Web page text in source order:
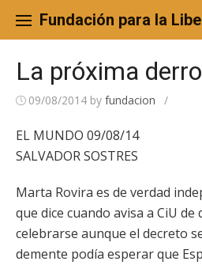
content
Fundación para la
La próxima
09/08/2014 by fundacion /
EL MUNDO 09/08/14
SALVADOR SOSTRES
Marta Rovira es de verdad
que dice cuando avisa a CiU
celebrarse aunque el decreto
demente podía esperar que